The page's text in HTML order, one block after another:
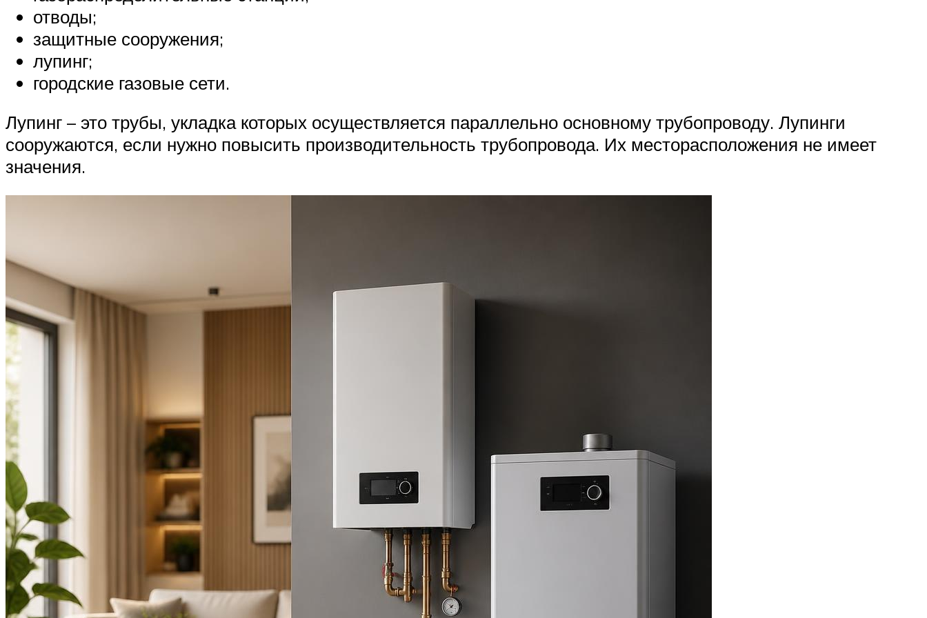
отводы;
защитные сооружения;
лупинг;
городские газовые сети.
Лупинг – это трубы, укладка которых осуществляется параллельно основному трубопроводу. Лупинги
сооружаются, если нужно повысить производительность трубопровода. Их месторасположения не имеет
значения.